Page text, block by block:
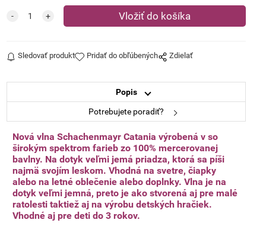
Sledovať produkt Pridať do obľúbených Zdielať
Popis
Potrebujete poradiť?
Nová vlna Schachenmayr Catania výrobená v so
širokým spektrom farieb zo 100% mercerovanej
bavlny. Na dotyk veľmi jemá priadza, ktorá sa píši
najmä svojím leskom. Vhodná na svetre, čiapky
alebo na letné oblečenie alebo doplnky. Vlna je na
dotyk veľmi jemná, preto je ako stvorená aj pre malé
ratolesti taktiež aj na výrobu detských hračiek.
Vhodné aj pre deti do 3 rokov.